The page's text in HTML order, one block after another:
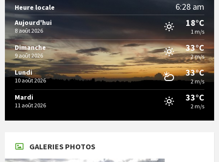
Heure locale 6:28 am
Aujourd'hui
8 août 2026
18°C
1 m/s
Dimanche
9 août 2026
33°C
2 m/s
Lundi
10 août 2026
33°C
2 m/s
Mardi
11 août 2026
33°C
2 m/s
GALERIES PHOTOS